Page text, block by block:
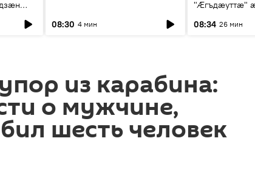
08:30 4 мин
"Æгъдæуттæ"
08:34 26 мин
из карабина:
о мужчине,
шесть человек